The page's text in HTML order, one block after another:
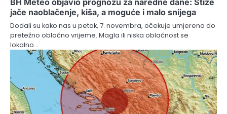
BH Meteo objavio prognozu za naredne dane: Stiže
jače naoblačenje, kiša, a moguće i malo snijega
Dodali su kako nas u petak, 7. novembra, očekuje umjereno do
pretežno oblačno vrijeme. Magla ili niska oblačnost se
lokalno…